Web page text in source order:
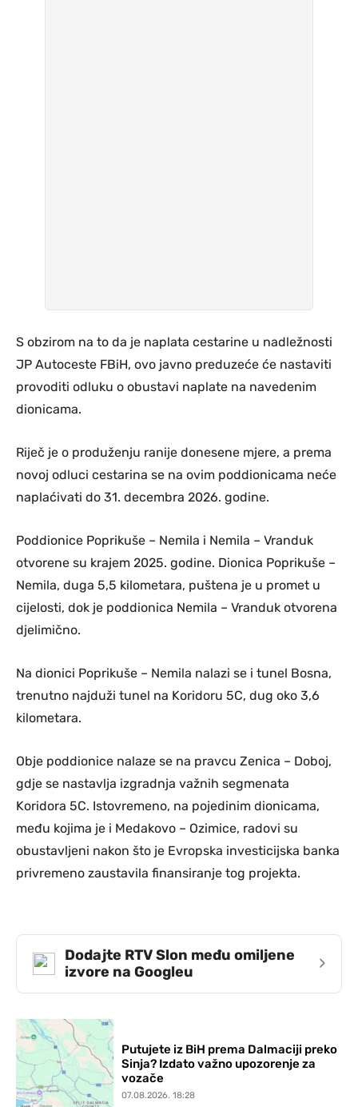
S obzirom na to da je naplata cestarine u nadležnosti
JP Autoceste FBiH, ovo javno preduzeće će nastaviti
provoditi odluku o obustavi naplate na navedenim
dionicama.
Riječ je o produženju ranije donesene mjere, a prema
novoj odluci cestarina se na ovim poddionicama neće
naplaćivati do 31. decembra 2026. godine.
Poddionice Poprikuše – Nemila i Nemila – Vranduk
otvorene su krajem 2025. godine. Dionica Poprikuše –
Nemila, duga 5,5 kilometara, puštena je u promet u
cijelosti, dok je poddionica Nemila – Vranduk otvorena
djelimično.
Na dionici Poprikuše – Nemila nalazi se i tunel Bosna,
trenutno najduži tunel na Koridoru 5C, dug oko 3,6
kilometara.
Obje poddionice nalaze se na pravcu Zenica – Doboj,
gdje se nastavlja izgradnja važnih segmenata
Koridora 5C. Istovremeno, na pojedinim dionicama,
među kojima je i Medakovo – Ozimice, radovi su
obustavljeni nakon što je Evropska investicijska banka
privremeno zaustavila finansiranje tog projekta.
Dodajte RTV Slon među omiljene
izvore na Googleu
›
Putujete iz BiH prema Dalmaciji preko
Sinja? Izdato važno upozorenje za
vozače
07.08.2026. 18:28